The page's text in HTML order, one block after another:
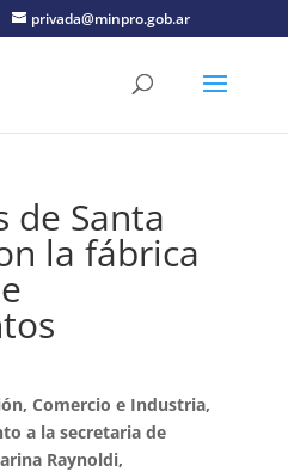
privada@minpro.gob.ar
de Santa
la fábrica
Comercio e Industria,
a la secretaria de
Raynoldi,